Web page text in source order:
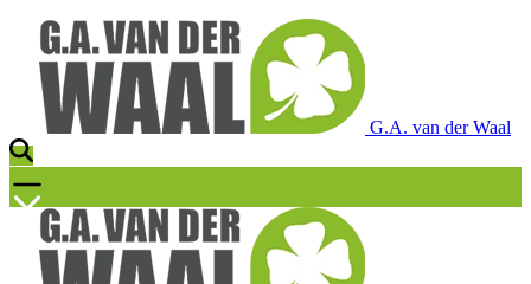
G.A. van der Waal